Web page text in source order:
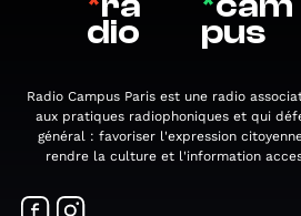
dio pus
Radio Campus Paris est une radio
aux pratiques radiophoniques et qui
général : favoriser l'expression
rendre la culture et l'information